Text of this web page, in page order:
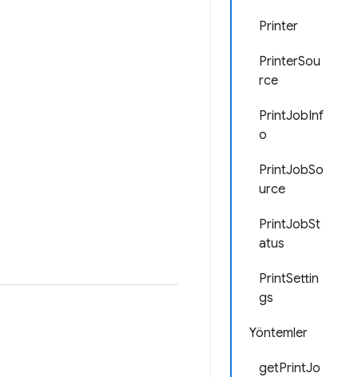
Printer
PrinterSou
rce
PrintJobInf
o
PrintJobSo
urce
PrintJobSt
atus
PrintSettin
gs
Yöntemler
getPrintJo